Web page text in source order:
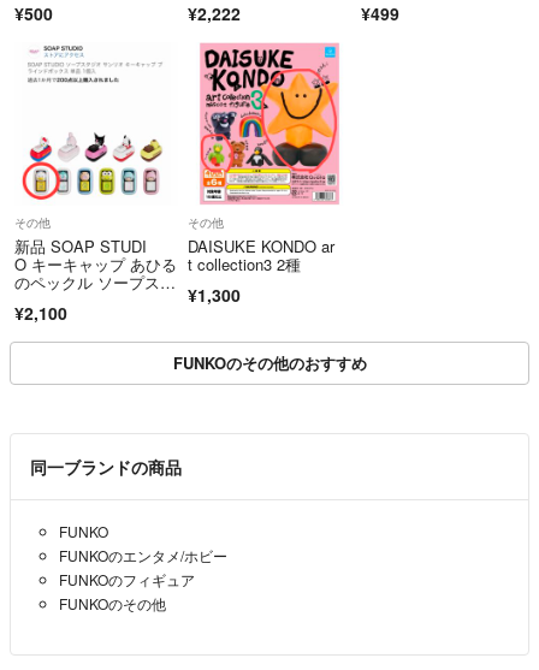
¥500 レ 4種セット
¥2,222 ¥499
その他
新品 SOAP STUDI
O キーキャップ あひる
のペックル ソープスタ
¥2,100
その他
DAISUKE KONDO ar
t collection3 2種
¥1,300
FUNKOのその他のおすすめ
同一ブランドの商品
FUNKO
FUNKOのエンタメ/ホビー
FUNKOのフィギュア
FUNKOのその他